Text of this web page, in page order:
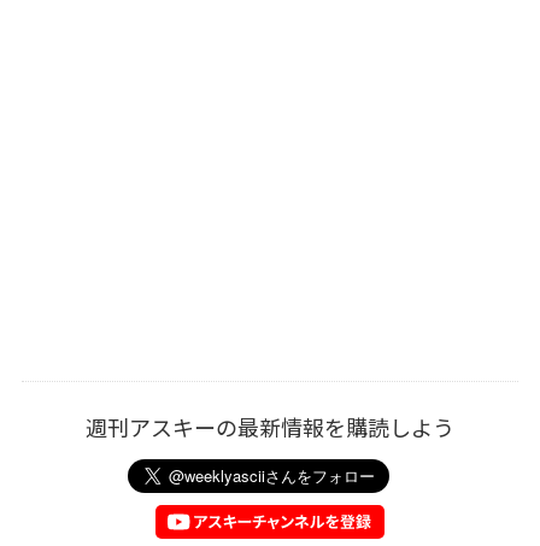
週刊アスキーの最新情報を購読しよう